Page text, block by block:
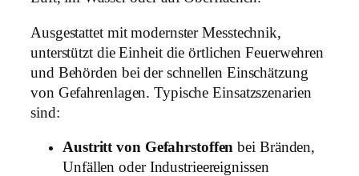
Ausgestattet mit modernster Messtechnik,
unterstützt die Einheit die örtlichen Feuerwehren
und Behörden bei der schnellen Einschätzung
von Gefahrenlagen. Typische Einsatzszenarien
sind:
Austritt von Gefahrstoffen bei Bränden,
Unfällen oder Industrieereignissen